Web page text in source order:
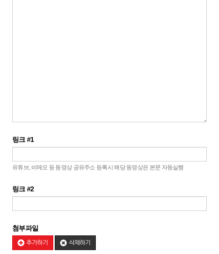
링크 #1
유튜브, 비메오 등 동영상 공유주소 등록시 해당 동영상은 본문 자동실행
링크 #2
첨부파일
추가하기 삭제하기